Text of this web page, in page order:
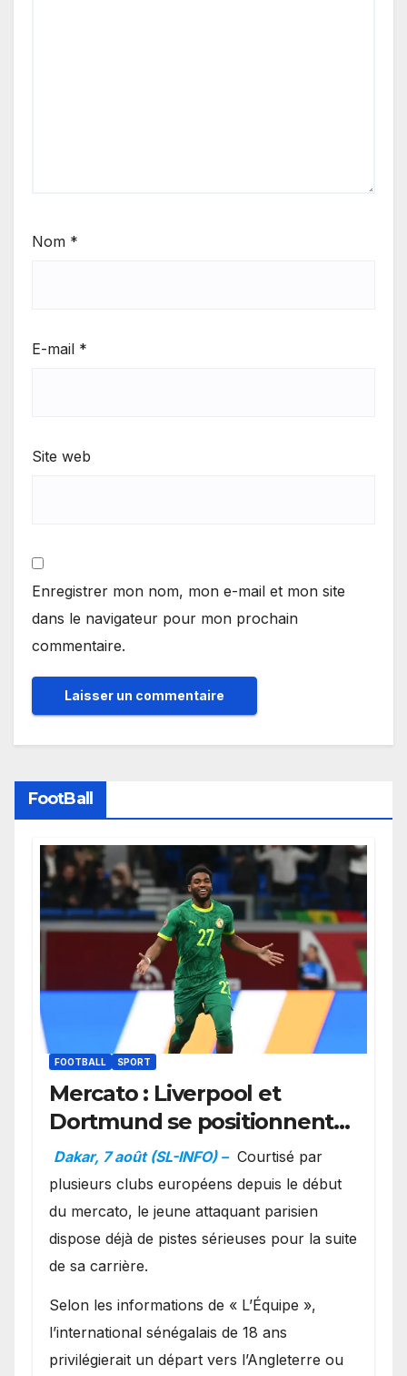
Nom *
E-mail *
Site web
Enregistrer mon nom, mon e-mail et mon site
dans le navigateur pour mon prochain
commentaire.
FootBall
FOOTBALL SPORT
Mercato : Liverpool et
Dortmund se positionnent
en favoris pour recruter
Ibrahim Mbaye
Dakar, 7 août (SL-INFO) – Courtisé par
plusieurs clubs européens depuis le début
du mercato, le jeune attaquant parisien
dispose déjà de pistes sérieuses pour la suite
de sa carrière.
Selon les informations de « L’Équipe »,
l’international sénégalais de 18 ans
privilégierait un départ vers l’Angleterre ou